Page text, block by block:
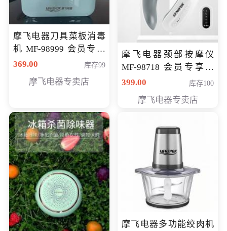
摩飞电器刀具菜板消毒
机 MF-98999 会员专享
价286元
369.00 库存99
摩飞电器专卖店
摩飞电器颈部按摩仪
MF-98718 会员专享价
299元
399.00 库存100
摩飞电器专卖店
摩飞电器多功能绞肉机